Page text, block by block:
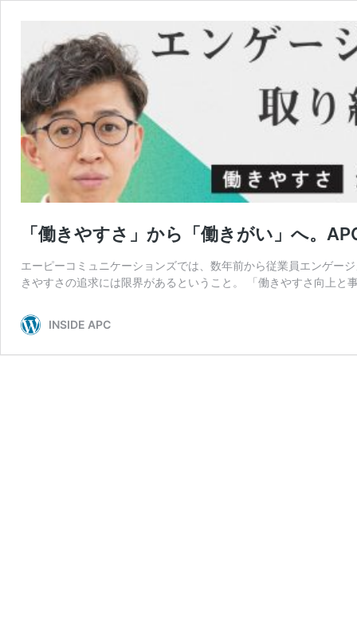
「働きやすさ」から「働きがい」へ。
エーピーコミュニケーションズでは、数年前から従業員エンゲー
きやすさの追求には限界があるということ。 「働きやすさ向上
INSIDE APC